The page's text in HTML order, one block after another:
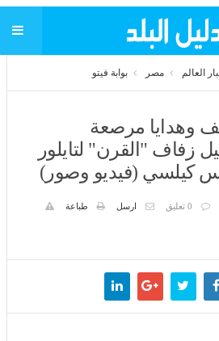
العالم بوابة فيتو
وهدايا مرصعة
زفاف "القرن" لتايلور
كيلسي (فيديو وصور)